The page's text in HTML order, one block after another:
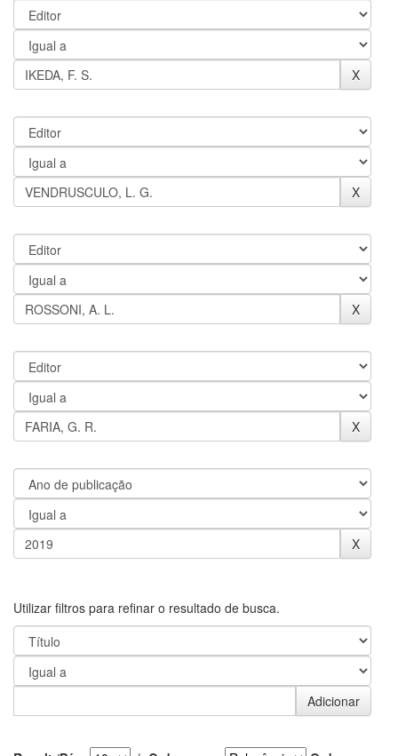
Utilizar filtros para refinar o resultado de busca.